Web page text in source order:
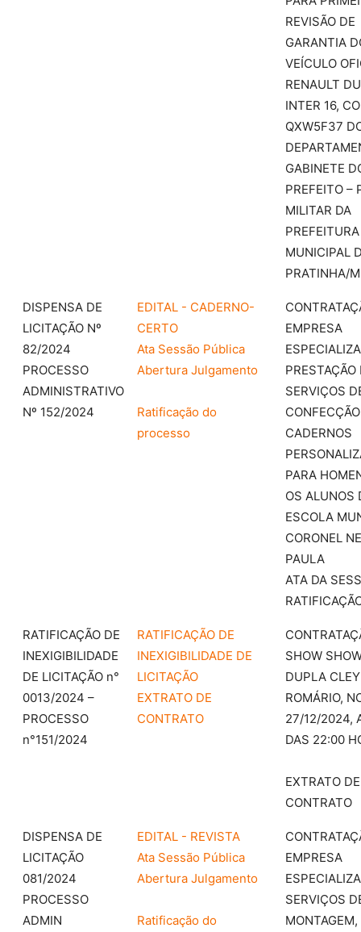
REVISÃO DE
GARANTIA
VEÍCULO
RENAULT
INTER 16,
QXW5F37
GABINETE
PREFEITO –
MILITAR DA
PREFEITURA
MUNICIPAL
PRATINHA/
DISPENSA DE
LICITAÇÃO Nº
82/2024
PROCESSO
ADMINISTRATIVO
Nº 152/2024
EDITAL - CADERNO-
CERTO
Ata Sessão Pública
Abertura Julgamento
Ratificação do
processo
EMPRESA
PRESTAÇÃO
SERVIÇOS
CADERNOS
PARA
OS ALUNOS
ESCOLA
CORONEL
PAULA
ATA DA
RATIFICAÇÃO DE
INEXIGIBILIDADE
DE LICITAÇÃO n°
0013/2024 –
PROCESSO
n°151/2024
RATIFICAÇÃO DE
INEXIGIBILIDADE DE
LICITAÇÃO
EXTRATO DE
CONTRATO
SHOW
DUPLA
ROMÁRIO,
27/12/2024,
DAS 22:00
EXTRATO DE
CONTRATO
DISPENSA DE
LICITAÇÃO
081/2024
PROCESSO
ADMIN
EDITAL - REVISTA
Ata Sessão Pública
Abertura Julgamento
Ratificação do
EMPRESA
SERVIÇOS
MONTAGEM,